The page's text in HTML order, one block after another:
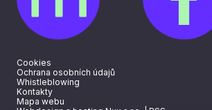
Cookies
Ochrana osobních údajů
Whistleblowing
Kontakty
Mapa webu